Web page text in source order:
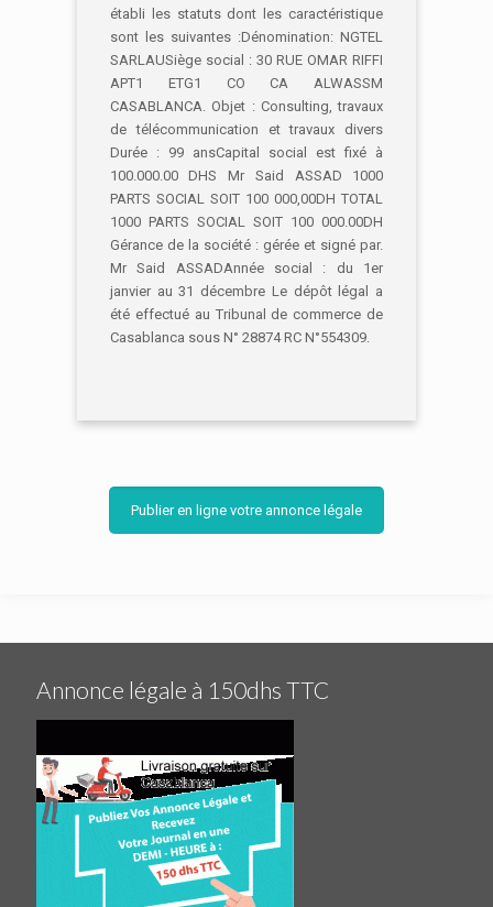
établi les statuts dont les caractéristique
sont les suivantes :Dénomination: NGTEL
SARLAUSiège social : 30 RUE OMAR RIFFI
APT1 ETG1 CO CA ALWASSM
CASABLANCA. Objet : Consulting, travaux
de télécommunication et travaux divers
Durée : 99 ansCapital social est fixé à
100.000.00 DHS Mr Said ASSAD 1000
PARTS SOCIAL SOIT 100 000,00DH TOTAL
1000 PARTS SOCIAL SOIT 100 000.00DH
Gérance de la société : gérée et signé par.
Mr Said ASSADAnnée social : du 1er
janvier au 31 décembre Le dépôt légal a
été effectué au Tribunal de commerce de
Casablanca sous N° 28874 RC N°554309.
Publier en ligne votre annonce légale
Annonce légale à 150dhs TTC